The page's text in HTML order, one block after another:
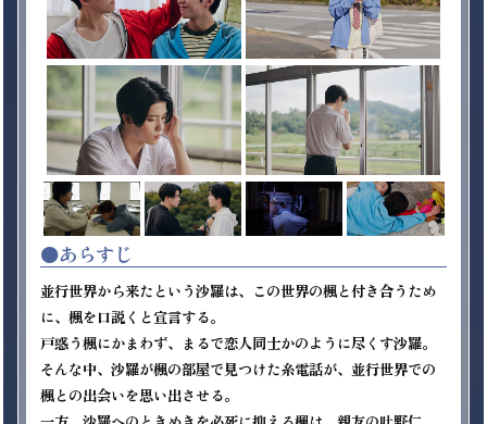
●あらすじ
並行世界から来たという沙羅は、この世界の楓と付き合うため
に、楓を口説くと宣言する。
戸惑う楓にかまわず、まるで恋人同士かのように尽くす沙羅。
そんな中、沙羅が楓の部屋で見つけた糸電話が、並行世界での
楓との出会いを思い出させる。